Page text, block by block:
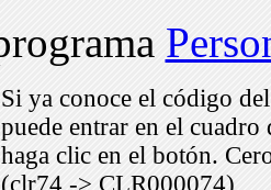
Si ya conoce el código
puede entrar en el
haga clic en el botón.
(clr74 -> CLR000074)